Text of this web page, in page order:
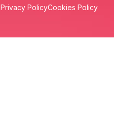
Privacy PolicyCookies Policy